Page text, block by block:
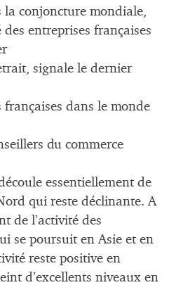
conjoncture mondiale,
des entreprises françaises
signale le dernier
françaises dans le monde
du commerce
essentiellement de
qui reste déclinante. A
de l’activité des
se poursuit en Asie et en
reste positive en
d’excellents niveaux en